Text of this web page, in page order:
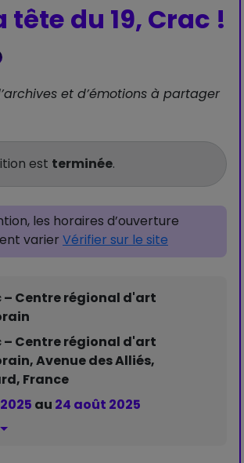
tête du 19, Crac !
et d’émotions à partager
est terminée.
les horaires d’ouverture
varier Vérifier sur le site
– Centre régional d'art
– Centre régional d'art
Avenue des Alliés,
France
au 24 août 2025